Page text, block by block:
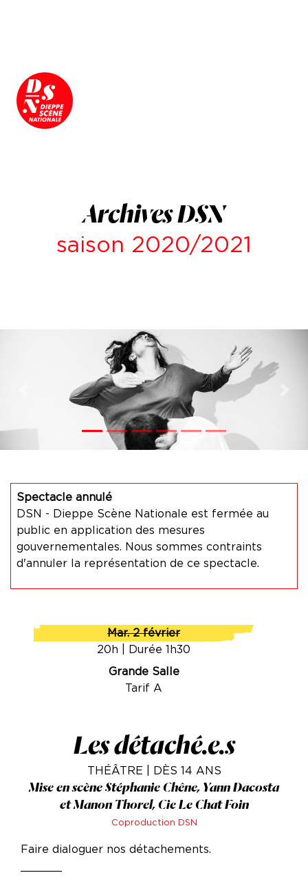
Archives DSN
saison 2020/2021
Previous
Spectacle annulé
DSN - Dieppe Scène Nationale est fermée au
public en application des mesures
gouvernementales. Nous sommes contraints
d'annuler la représentation de ce spectacle.
Mar. 2 février
20h | Durée 1h30
Grande Salle
Tarif A
Les détaché.e.s
THÉÂTRE | DÈS 14 ANS
Mise en scène Stéphanie Chêne, Yann Dacosta
et Manon Thorel, Cie Le Chat Foin
Coproduction DSN
Faire dialoguer nos détachements.